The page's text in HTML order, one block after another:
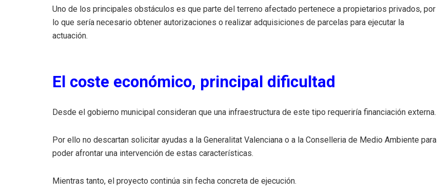
Uno de los principales obstáculos es que parte del terreno afectado pertenece a propietarios privados, por
lo que sería necesario obtener autorizaciones o realizar adquisiciones de parcelas para ejecutar la
actuación.
El coste económico, principal dificultad
Desde el gobierno municipal consideran que una infraestructura de este tipo requeriría financiación externa.
Por ello no descartan solicitar ayudas a la Generalitat Valenciana o a la Conselleria de Medio Ambiente para
poder afrontar una intervención de estas características.
Mientras tanto, el proyecto continúa sin fecha concreta de ejecución.